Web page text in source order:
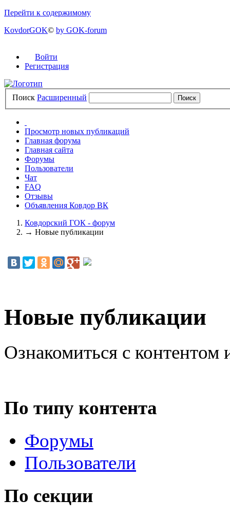
Перейти к содержимому
KovdorGOK© by GOK-forum
Войти
Регистрация
Поиск Расширенный
Просмотр новых публикаций
Главная форума
Главная сайта
Форумы
Пользователи
Чат
FAQ
Отзывы
Объявления Ковдор ВК
Ковдорский ГОК - форум
→ Новые публикации
Новые публикации
Ознакомиться с контентом
По типу контента
Форумы
Пользователи
По секции